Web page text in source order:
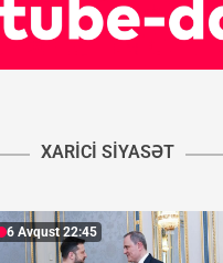
XARICI SIYASƏT
6 Avqust 22:45